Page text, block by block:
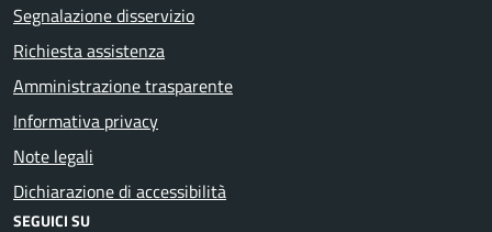
Segnalazione disservizio
Richiesta assistenza
Amministrazione trasparente
Informativa privacy
Note legali
Dichiarazione di accessibilità
SEGUICI SU